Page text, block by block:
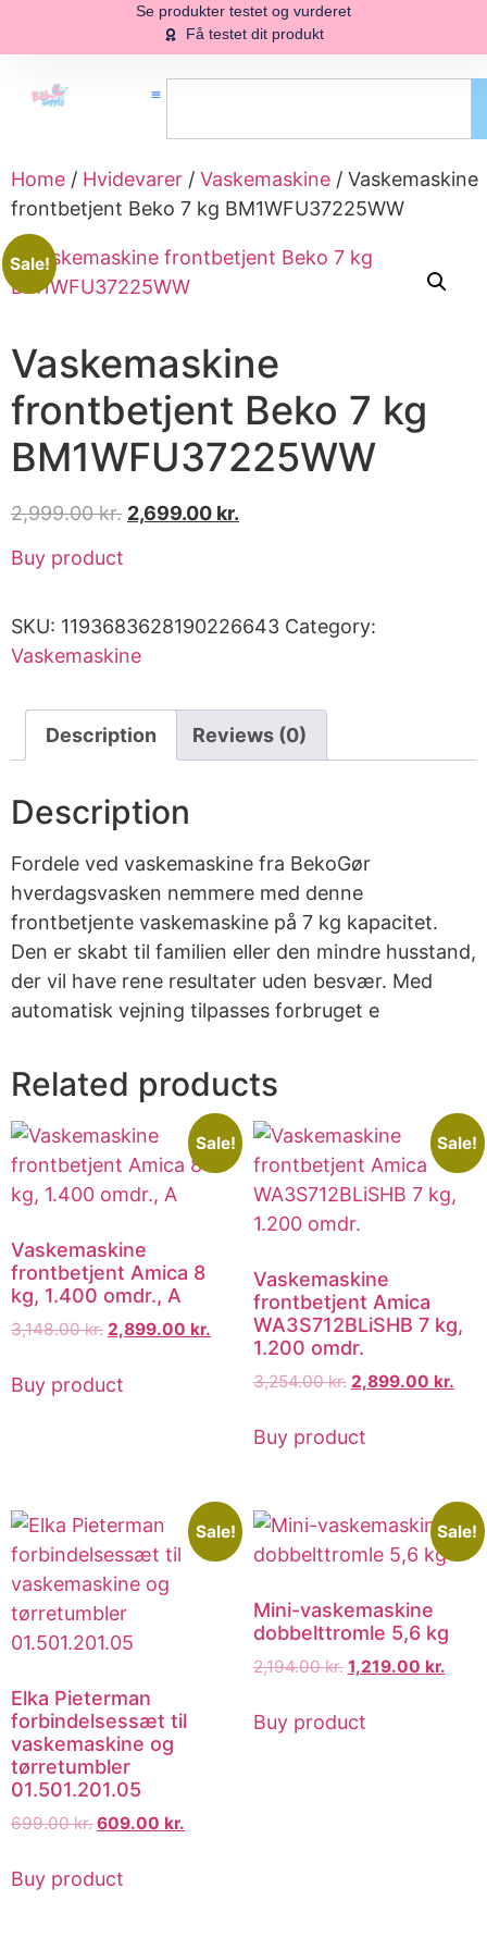
Se produkter testet og vurderet
Få testet dit produkt
Home / Hvidevarer / Vaskemaskine / Vaskemaskine
frontbetjent Beko 7 kg BM1WFU37225WW
Sale!
Vaskemaskine
frontbetjent Beko 7 kg
BM1WFU37225WW
2,999.00kr. 2,699.00 kr.
Buy product
SKU: 1193683628190226643 Category:
Vaskemaskine
Description Reviews (0)
Description
Fordele ved vaskemaskine fra BekoGør
hverdagsvasken nemmere med denne
frontbetjente vaskemaskine på 7 kg kapacitet.
Den er skabt til familien eller den mindre husstand,
der vil have rene resultater uden besvær. Med
automatisk vejning tilpasses forbruget e
Related products
Sale!
Vaskemaskine
frontbetjent Amica 8
kg, 1.400 omdr., A
3,148.00kr. 2,899.00 kr.
Buy product
Sale!
Vaskemaskine
frontbetjent Amica
WA3S712BLiSHB 7 kg,
1.200 omdr.
3,254.00kr. 2,899.00 kr.
Buy product
Sale!
Elka Pieterman
forbindelsessæt til
vaskemaskine og
tørretumbler
01.501.201.05
699.00kr. 609.00 kr.
Buy product
Sale!
Mini-vaskemaskine
dobbelttromle 5,6 kg
2,194.00kr. 1,219.00 kr.
Buy product